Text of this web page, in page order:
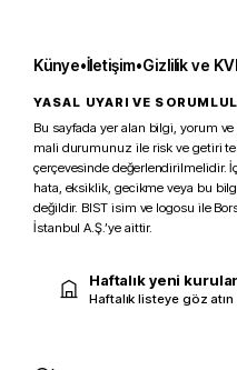
Künye•İletişim•Gizlilik ve
YASAL UYARI VE
Bu sayfada yer alan bilgi, yorum ve
mali durumunuz ile risk ve getiri
çerçevesinde değerlendirilmelidir.
hata, eksiklik, gecikme veya bu
değildir. BIST isim ve logosu ile
İstanbul A.Ş.’ye aittir.
Haftalık yeni
Haftalık listeye göz atın